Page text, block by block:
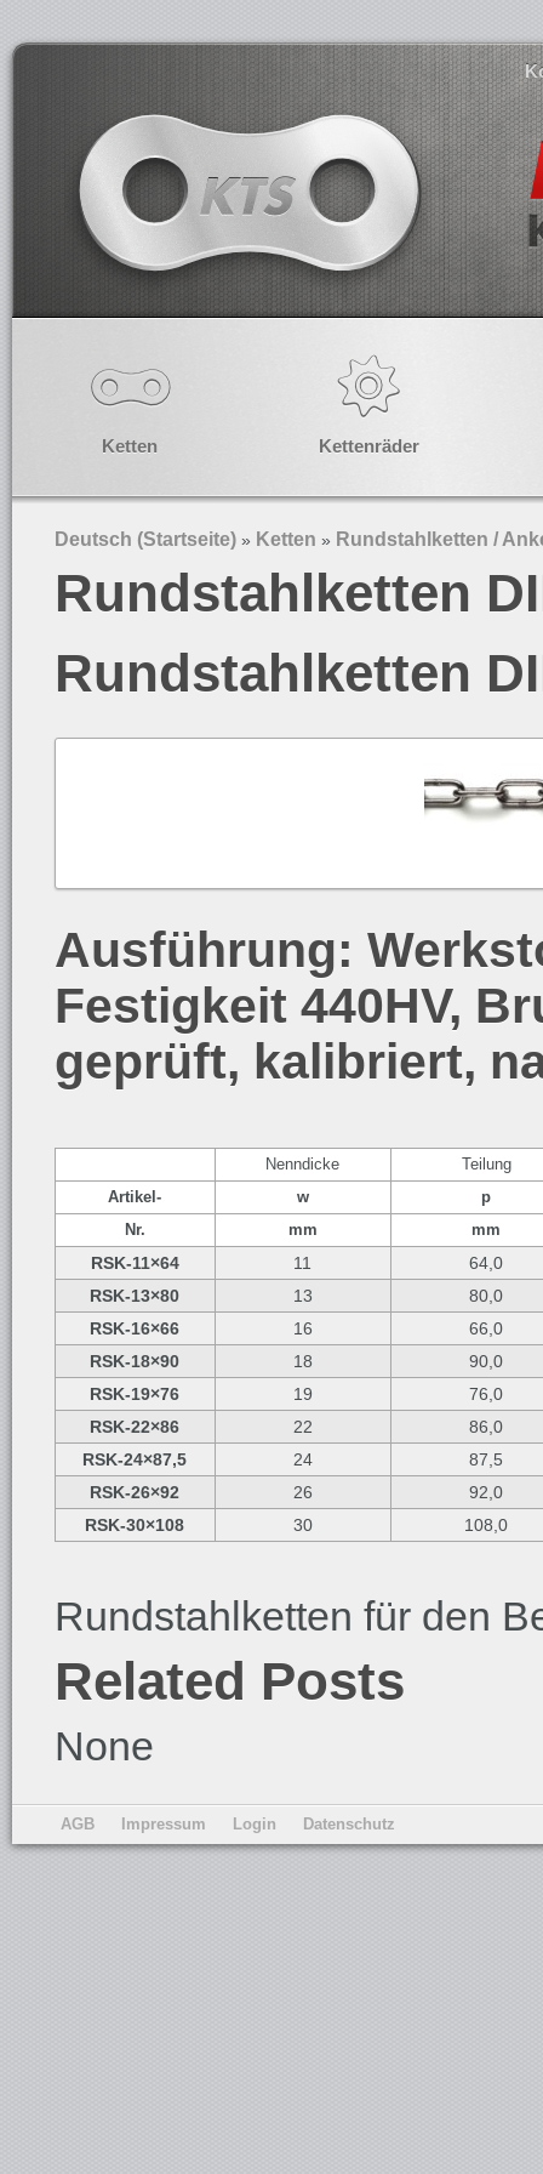
Ketten Kettenräder
Deutsch (Startseite) » Ketten » Rundstahlketten /
Rundstahlketten
Rundstahlketten
Ausführung:
Festigkeit 440HV,
geprüft, kalibriert,
Nenndicke
Teilung
Artikel-
w
p
Nr.
mm mm
RSK-11×64 11
64,0
RSK-13×80
13
80,0
RSK-16×66
16
66,0
RSK-18×90
18
90,0
RSK-19×76
19
76,0
RSK-22×86
22
86,0
RSK-24×87,5
24
87,5
RSK-26×92
26
92,0
RSK-30×108
30 108,0
Rundstahlketten für den
Related Posts
None
AGB Impressum Login Datenschutz